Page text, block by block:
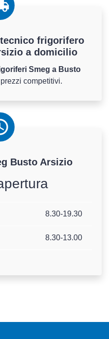
frigorifero
a domicilio
Smeg a Busto
competitivi.
Busto Arsizio
8.30-19.30
8.30-13.00